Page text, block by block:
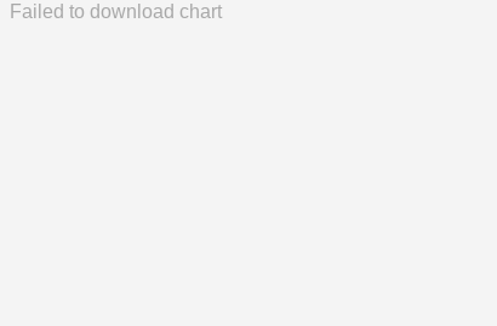
Failed to download chart